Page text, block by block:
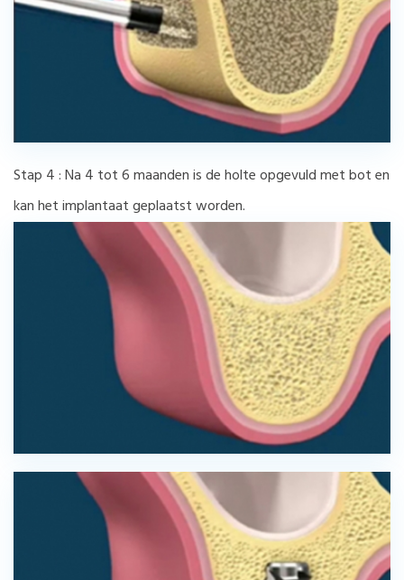
Stap 4 : Na 4 tot 6 maanden is de holte opgevuld met bot en
kan het implantaat geplaatst worden.